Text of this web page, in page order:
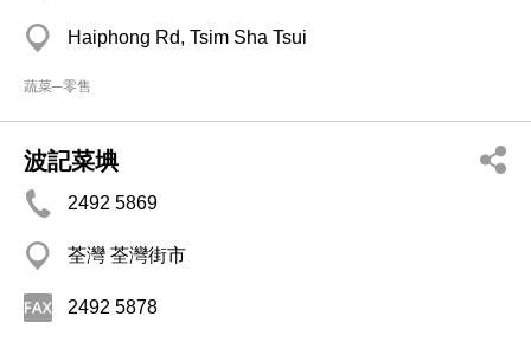
Haiphong Rd, Tsim Sha Tsui
蔬菜─零售
波記菜㙉
2492 5869
荃灣 荃灣街市
2492 5878